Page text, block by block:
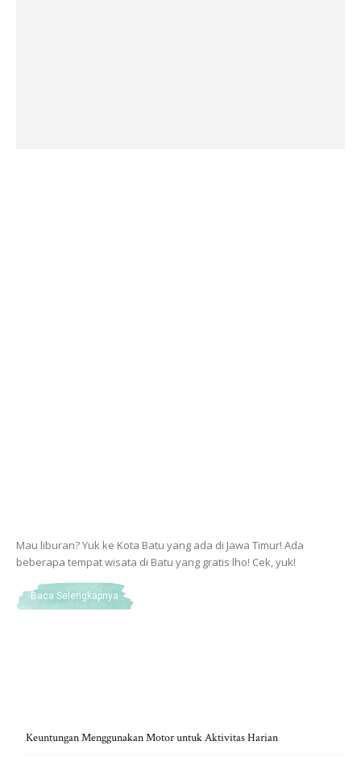
Mau liburan? Yuk ke Kota Batu yang ada di Jawa Timur! Ada
beberapa tempat wisata di Batu yang gratis lho! Cek, yuk!
Baca Selengkapnya
Keuntungan Menggunakan Motor untuk Aktivitas Harian